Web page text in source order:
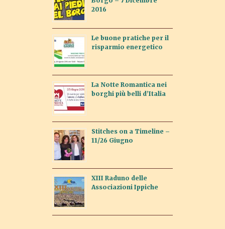
2016
Le buone pratiche per il
risparmio energetico
La Notte Romantica nei
borghi più belli d’Italia
Stitches on a Timeline –
11/26 Giugno
XIII Raduno delle
Associazioni Ippiche